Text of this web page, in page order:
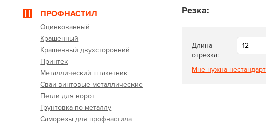
ПРОФНАСТИЛ
Оцинкованный
Крашенный
Крашенный двухсторонний
Принтек
Металлический штакетник
Сваи винтовые металлические
Петли для ворот
Грунтовка по металлу
Саморезы для профнастила
Резка:
Длина
отрезка:
Мне нужна